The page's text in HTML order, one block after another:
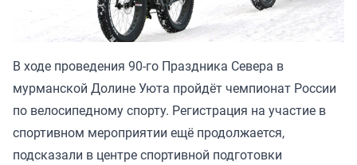
В ходе проведения 90-го Праздника Севера в
мурманской Долине Уюта пройдёт чемпионат России
по велосипедному спорту. Регистрация на участие в
спортивном мероприятии ещё продолжается,
подсказали в центре спортивной подготовки